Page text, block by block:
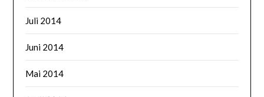
Juli 2014
Juni 2014
Mai 2014